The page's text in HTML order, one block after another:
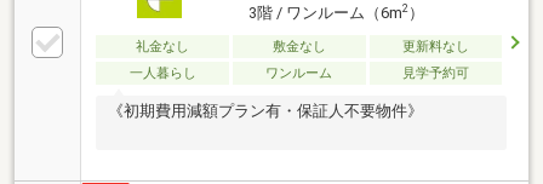
3階 / ワンルーム（6m2）
礼金なし 敷金なし
更新料なし
一人暮らし
ワンルーム 見学予約可
《初期費用減額プラン有・保証人不要物件》